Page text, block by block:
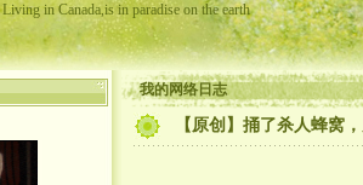
Living in Canada,is in paradise on the earth
我的网络日志
【原创】捅了杀人蜂窝